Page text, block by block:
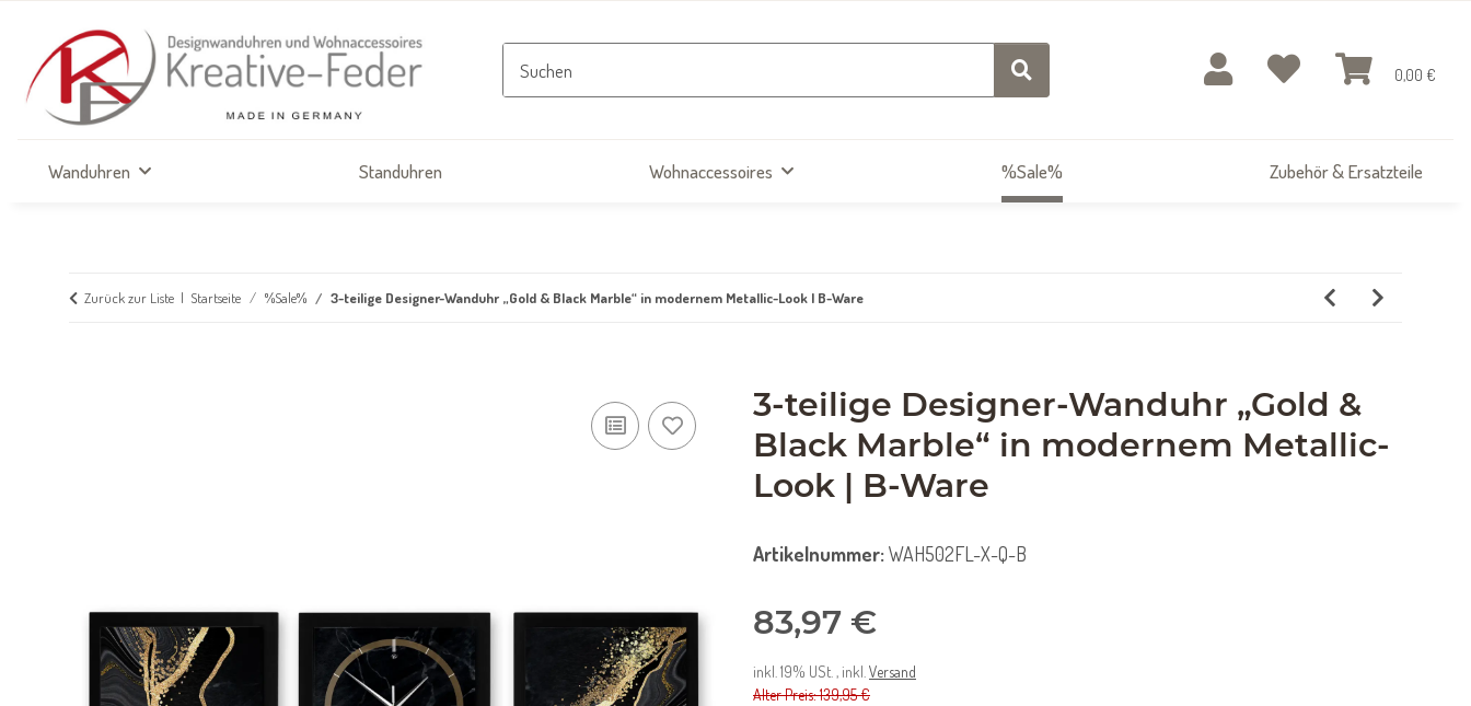
0,00 €
Wanduhren Standuhren Wohnaccessoires %Sale% Zubehör & Ersatzteile
Zurück zur Liste Startseite %Sale% 3-teilige Designer-Wanduhr „Gold & Black Marble“ in modernem Metallic-Look | B-Ware
3-teilige Designer-Wanduhr „Gold &
Black Marble“ in modernem Metallic-
Look | B-Ware
Artikelnummer:WAH502FL-X-Q-B
83,97 €
inkl. 19% USt. , inkl. Versand
Alter Preis: 139,95 €